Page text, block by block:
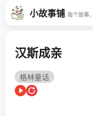
小故事铺 每个故事
汉斯成亲
格林童话